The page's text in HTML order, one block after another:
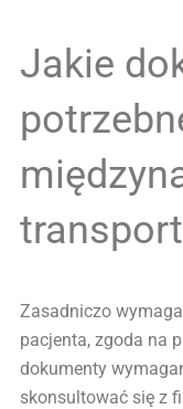
Jakie
Zasadniczo
pacjenta, zgoda na
dokumenty
skonsultować się z